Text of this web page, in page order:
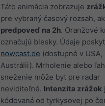
Táto animácia zobrazuje
pre vybraný časový rozsah,
predpoveď na 2h. Oranžové
označujú blesky. Údaje
nowcast.de (dostupné v USA,
Austrálii). Mrholenie alebo
sneženie môže byť pre radar
neviditeľné. Intenzita zrážok
kódovaná od tyrkysovej po